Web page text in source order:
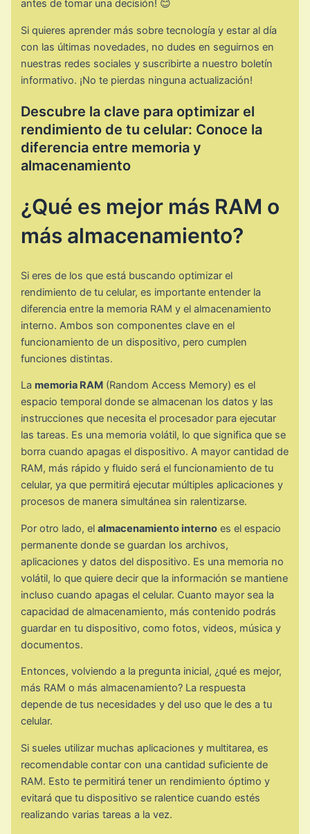
antes de tomar una decisión! 😊
Si quieres aprender más sobre tecnología y estar al día
con las últimas novedades, no dudes en seguirnos en
nuestras redes sociales y suscribirte a nuestro boletín
informativo. ¡No te pierdas ninguna actualización!
Descubre la clave para optimizar el
rendimiento de tu celular: Conoce la
diferencia entre memoria y
almacenamiento
¿Qué es mejor más RAM o
más almacenamiento?
Si eres de los que está buscando optimizar el
rendimiento de tu celular, es importante entender la
diferencia entre la memoria RAM y el almacenamiento
interno. Ambos son componentes clave en el
funcionamiento de un dispositivo, pero cumplen
funciones distintas.
La memoria RAM (Random Access Memory) es el
espacio temporal donde se almacenan los datos y las
instrucciones que necesita el procesador para ejecutar
las tareas. Es una memoria volátil, lo que significa que se
borra cuando apagas el dispositivo. A mayor cantidad de
RAM, más rápido y fluido será el funcionamiento de tu
celular, ya que permitirá ejecutar múltiples aplicaciones y
procesos de manera simultánea sin ralentizarse.
Por otro lado, elalmacenamiento interno es el espacio
permanente donde se guardan los archivos,
aplicaciones y datos del dispositivo. Es una memoria no
volátil, lo que quiere decir que la información se mantiene
incluso cuando apagas el celular. Cuanto mayor sea la
capacidad de almacenamiento, más contenido podrás
guardar en tu dispositivo, como fotos, videos, música y
documentos.
Entonces, volviendo a la pregunta inicial, ¿qué es mejor,
más RAM o más almacenamiento? La respuesta
depende de tus necesidades y del uso que le des a tu
celular.
Si sueles utilizar muchas aplicaciones y multitarea, es
recomendable contar con una cantidad suficiente de
RAM. Esto te permitirá tener un rendimiento óptimo y
evitará que tu dispositivo se ralentice cuando estés
realizando varias tareas a la vez.